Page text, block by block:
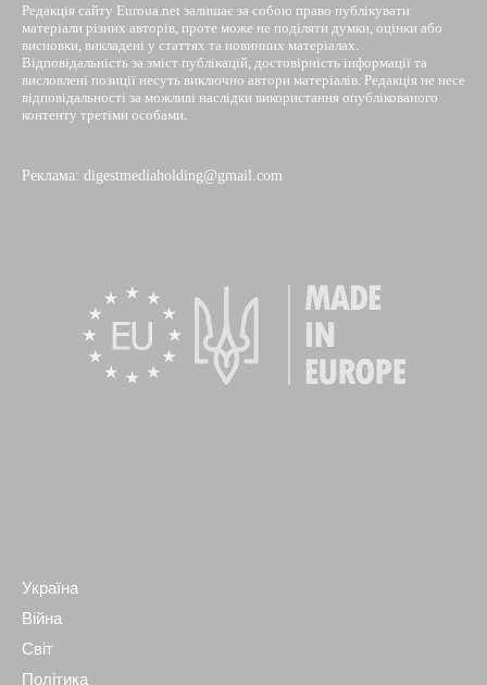
Редакція сайту Euroua.net залишає за собою право публікувати
матеріали різних авторів, проте може не поділяти думки, оцінки або
висновки, викладені у статтях та новинних матеріалах.
Відповідальність за зміст публікацій, достовірність інформації та
висловлені позиції несуть виключно автори матеріалів. Редакція не несе
відповідальності за можливі наслідки використання опублікованого
контенту третіми особами.
Реклама: digestmediaholding@gmail.com
Україна
Війна
Світ
Політика